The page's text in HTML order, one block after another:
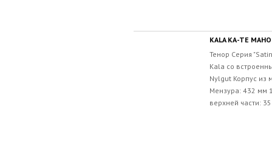
KALA KA-TE
Тенор Серия
Kala со
Nylgut Корпус из
Мензура: 432 мм
верхней части: